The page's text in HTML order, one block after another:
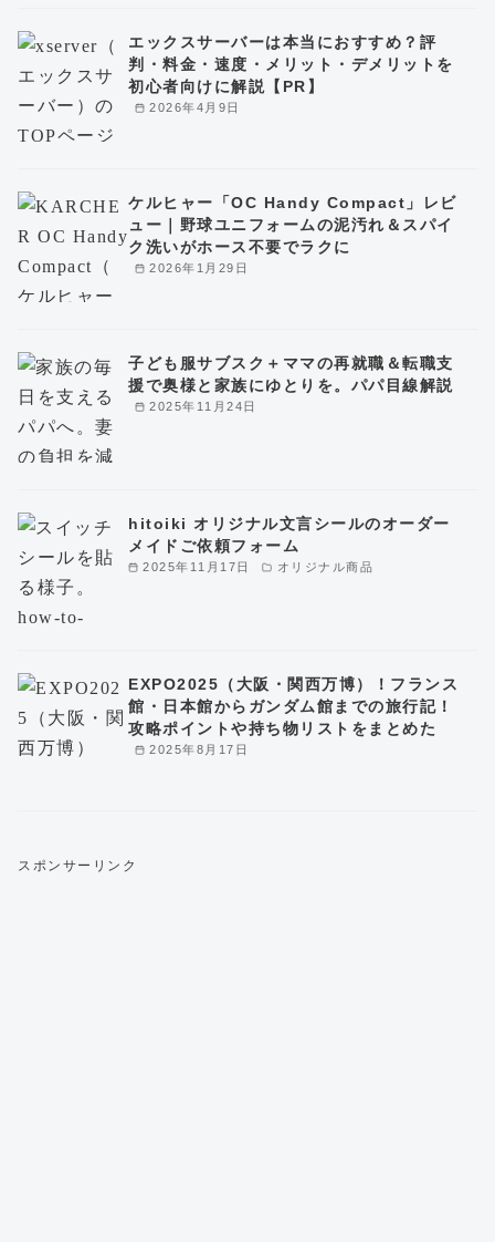
2026年4月9日
エックスサーバーは本当におすすめ？評
判・料金・速度・メリット・デメリットを
初心者向けに解説【PR】
2026年1月29日
ケルヒャー「OC Handy Compact」レビ
ュー｜野球ユニフォームの泥汚れ＆スパイ
ク洗いがホース不要でラクに
2025年11月24日
子ども服サブスク＋ママの再就職＆転職支
援で奥様と家族にゆとりを。パパ目線解説
2025年11月17日 オリジナル商品
hitoiki オリジナル文言シールのオーダー
メイドご依頼フォーム
2025年8月17日
EXPO2025（大阪・関西万博）！フランス
館・日本館からガンダム館までの旅行記！
攻略ポイントや持ち物リストをまとめた
スポンサーリンク